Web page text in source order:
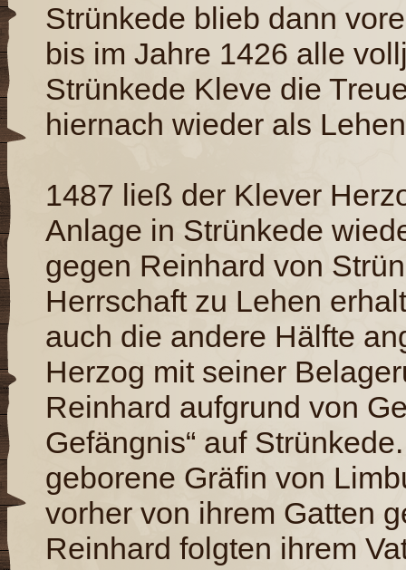
Strünkede blieb dann
bis im Jahre 1426 alle
Strünkede Kleve die
hiernach wieder als
1487 ließ der Klever
Anlage in Strünkede
gegen Reinhard von
Herrschaft zu Lehen
auch die andere Hälfte
Herzog mit seiner
Reinhard aufgrund von
Gefängnis“ auf
geborene Gräfin von
vorher von ihrem Gatten
Reinhard folgten ihrem